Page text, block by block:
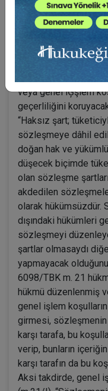
Hukuka aykırılık,
ve âdaba aykırı
aykırılığı hâlinde,
gidilebileceği gibi;
sözleşmenin
veya genel iĢşlem
geçerliliğini
“Haksız şart;
sözleşmeye dâhil
doğan hak ve
düşecek biçimde
olan sözleşme
akdedilen
olarak hükümsüzdür.
dışındaki hükümleri
sözleşmeyi
şartlar olmasaydı
yapmayacak
6098/TBK m. 21
hükmü düzenlenmiş
genel işlem
girmesi, sözleşmenin
karşı tarafa, bu
verip, bunların
karşı tarafın da bu
Aksi takdirde, genel